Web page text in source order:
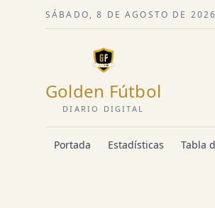
SÁBADO, 8 DE AGOSTO DE 2026
Golden Fútbol
DIARIO DIGITAL
Portada Estadísticas Tabla